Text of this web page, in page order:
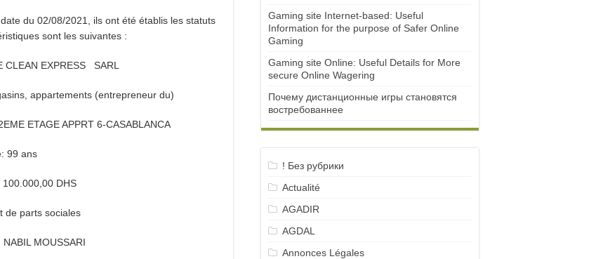
du 02/08/2021, ils ont été établis les statuts
sont les suivantes :
CLEAN EXPRESS SARL
appartements (entrepreneur du)
ETAGE APPRT 6-CASABLANCA
99 ans
DHS
de parts sociales
MOUSSARI
Gaming site Internet-based: Useful
Information for the purpose of Safer Online
Gaming
Gaming site Online: Useful Details for More
secure Online Wagering
Почему дистанционные игры становятся
востребованнее
! Без рубрики
Actualité
AGADIR
AGDAL
Annonces Légales